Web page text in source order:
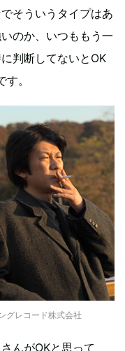
そういうタイプはあ
のか、いつももう一
判断してないとOK
。
グレコード株式会社
んがOKと思って